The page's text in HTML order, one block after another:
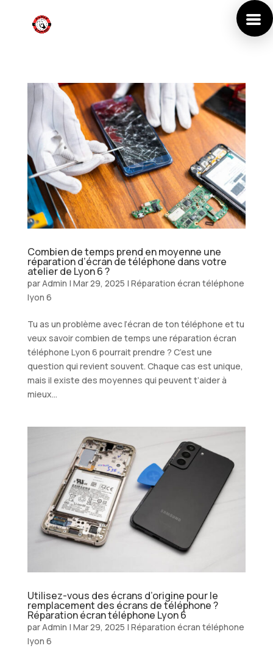
Combien de temps prend en moyenne une
réparation d’écran de téléphone dans votre
atelier de Lyon 6 ?
parAdmin | Mar 29, 2025 | Réparation écran téléphone
lyon 6
Tu as un problème avec l’écran de ton téléphone et tu
veux savoir combien de temps une réparation écran
téléphone Lyon 6 pourrait prendre ? C’est une
question qui revient souvent. Chaque cas est unique,
mais il existe des moyennes qui peuvent t’aider à
mieux...
Utilisez-vous des écrans d’origine pour le
remplacement des écrans de téléphone ?
Réparation écran téléphone Lyon 6
parAdmin | Mar 29, 2025 | Réparation écran téléphone
lyon 6